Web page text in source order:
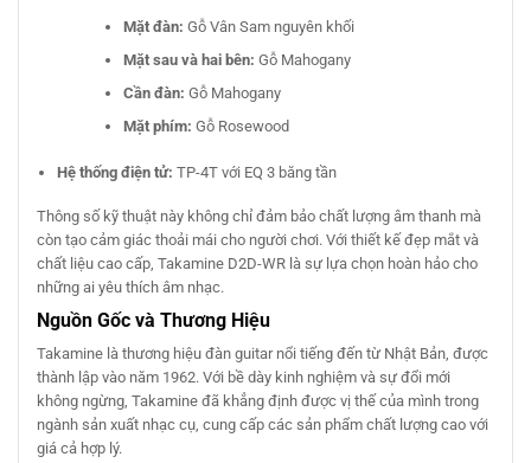
Mặt đàn: Gỗ Vân Sam nguyên khối
Mặt sau và hai bên: Gỗ Mahogany
Cần đàn: Gỗ Mahogany
Mặt phím: Gỗ Rosewood
Hệ thống điện tử: TP-4T với EQ 3 băng tần
Thông số kỹ thuật này không chỉ đảm bảo chất lượng âm thanh mà
còn tạo cảm giác thoải mái cho người chơi. Với thiết kế đẹp mắt và
chất liệu cao cấp, Takamine D2D-WR là sự lựa chọn hoàn hảo cho
những ai yêu thích âm nhạc.
Nguồn Gốc và Thương Hiệu
Takamine là thương hiệu đàn guitar nổi tiếng đến từ Nhật Bản, được
thành lập vào năm 1962. Với bề dày kinh nghiệm và sự đổi mới
không ngừng, Takamine đã khẳng định được vị thế của mình trong
ngành sản xuất nhạc cụ, cung cấp các sản phẩm chất lượng cao với
giá cả hợp lý.